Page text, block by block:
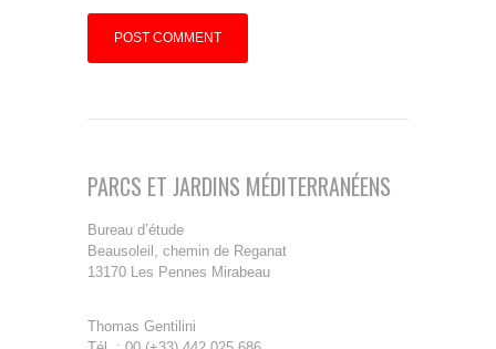
PARCS ET JARDINS MÉDITERRANÉENS
Bureau d’étude
Beausoleil, chemin de Reganat
13170 Les Pennes Mirabeau
Thomas Gentilini